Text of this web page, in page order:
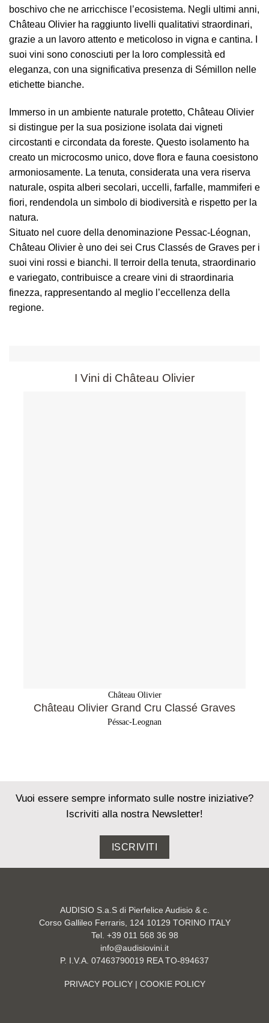
boschivo che ne arricchisce l’ecosistema. Negli ultimi anni,
Château Olivier ha raggiunto livelli qualitativi straordinari,
grazie a un lavoro attento e meticoloso in vigna e cantina. I
suoi vini sono conosciuti per la loro complessità ed
eleganza, con una significativa presenza di Sémillon nelle
etichette bianche.
Immerso in un ambiente naturale protetto, Château Olivier
si distingue per la sua posizione isolata dai vigneti
circostanti e circondata da foreste. Questo isolamento ha
creato un microcosmo unico, dove flora e fauna coesistono
armoniosamente. La tenuta, considerata una vera riserva
naturale, ospita alberi secolari, uccelli, farfalle, mammiferi e
fiori, rendendola un simbolo di biodiversità e rispetto per la
natura.
Situato nel cuore della denominazione Pessac-Léognan,
Château Olivier è uno dei sei Crus Classés de Graves per i
suoi vini rossi e bianchi. Il terroir della tenuta, straordinario
e variegato, contribuisce a creare vini di straordinaria
finezza, rappresentando al meglio l’eccellenza della
regione.
I Vini di Château Olivier
Château Olivier
Château Olivier Grand Cru Classé Graves
Péssac-Leognan
Vuoi essere sempre informato sulle nostre iniziative?
Iscriviti alla nostra Newsletter!
ISCRIVITI
AUDISIO S.a.S di Pierfelice Audisio & c.
Corso Gallileo Ferraris, 124 10129 TORINO ITALY
Tel. +39 011 568 36 98
info@audisiovini.it
P. I.V.A. 07463790019 REA TO-894637
PRIVACY POLICY| COOKIE POLICY